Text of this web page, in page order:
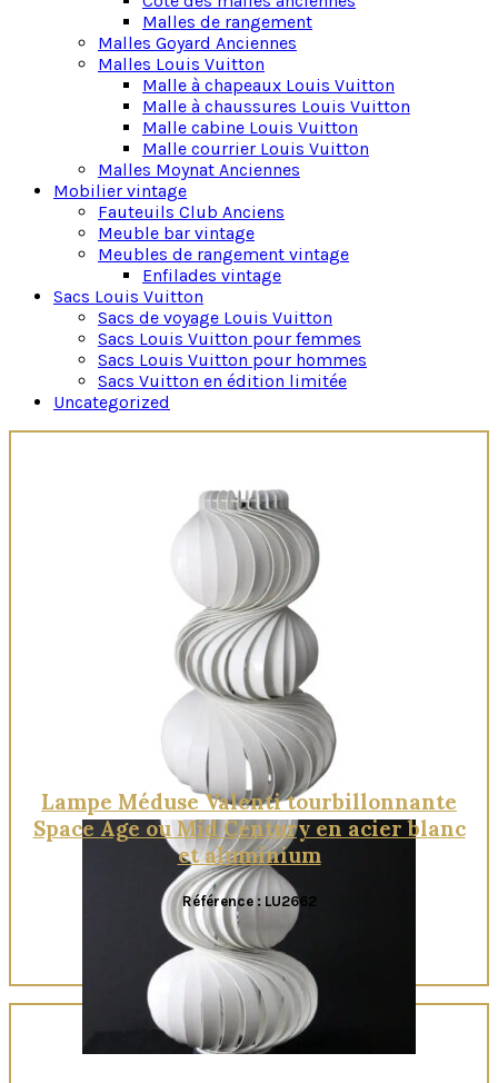
Malles de rangement
Malles Goyard Anciennes
Malles Louis Vuitton
Malle à chapeaux Louis Vuitton
Malle à chaussures Louis Vuitton
Malle cabine Louis Vuitton
Malle courrier Louis Vuitton
Malles Moynat Anciennes
Mobilier vintage
Fauteuils Club Anciens
Meuble bar vintage
Meubles de rangement vintage
Enfilades vintage
Sacs Louis Vuitton
Sacs de voyage Louis Vuitton
Sacs Louis Vuitton pour femmes
Sacs Louis Vuitton pour hommes
Sacs Vuitton en édition limitée
Uncategorized
Lampe Méduse Valenti tourbillonnante
Space Age ou Mid Century en acier blanc
et aluminium
Référence : LU2662